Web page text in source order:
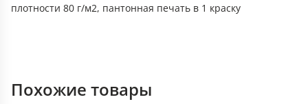
плотности 80 г/м2, пантонная печать в 1 краску
Похожие товары